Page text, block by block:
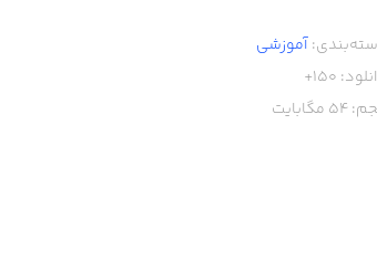
آموزشی
150+
54 مگابایت